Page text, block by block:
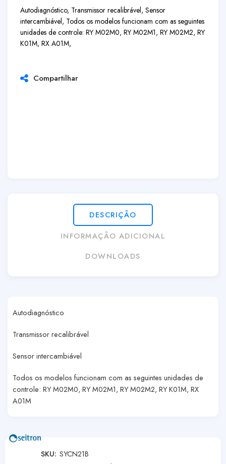
Autodiagnóstico, Transmissor recalibrável, Sensor
intercambiável, Todos os modelos funcionam com as seguintes
unidades de controle: RY M02M0, RY M02M1, RY M02M2, RY
K01M, RX A01M,
Compartilhar
DESCRIÇÃO
INFORMAÇÃO ADICIONAL
DOWNLOADS
Autodiagnóstico
Transmissor recalibrável
Sensor intercambiável
Todos os modelos funcionam com as seguintes unidades de
controle: RY M02M0, RY M02M1, RY M02M2, RY K01M, RX
A01M
SKU: SYCN21B